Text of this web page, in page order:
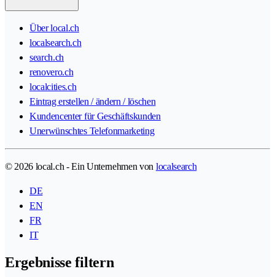
Über local.ch
localsearch.ch
search.ch
renovero.ch
localcities.ch
Eintrag erstellen / ändern / löschen
Kundencenter für Geschäftskunden
Unerwünschtes Telefonmarketing
© 2026 local.ch - Ein Unternehmen von localsearch
DE
EN
FR
IT
Ergebnisse filtern